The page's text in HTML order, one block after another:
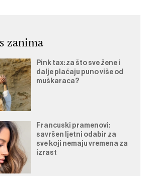
zanima
Pink tax: za što sve žene i
dalje plaćaju puno više od
muškaraca?
Francuski pramenovi:
savršen ljetni odabir za
sve koji nemaju vremena za
izrast